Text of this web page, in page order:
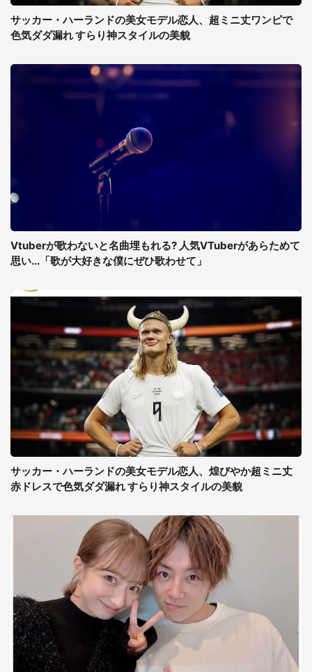
サッカー・ハーランドの美女モデル恋人、超ミニ丈ワンピで
色気ダダ漏れ すらり神スタイルの美貌
Vtuberが歌わないと名曲埋もれる? 人気VTuberがあらためて
思い...「歌が大好きな僕にぜひ歌わせて」
サッカー・ハーランドの美女モデル恋人、煌びやか超ミニ丈
赤ドレスで色気ダダ漏れ すらり神スタイルの美貌